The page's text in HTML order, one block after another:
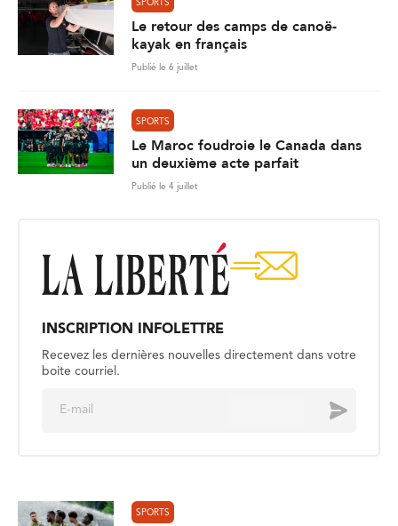
SPORTS
Le retour des camps de canoë-
kayak en français
Publié le 6 juillet
SPORTS
Le Maroc foudroie le Canada dans
un deuxième acte parfait
Publié le 4 juillet
INSCRIPTION INFOLETTRE
Recevez les dernières nouvelles directement dans votre
boite courriel.
Envoyer
SPORTS